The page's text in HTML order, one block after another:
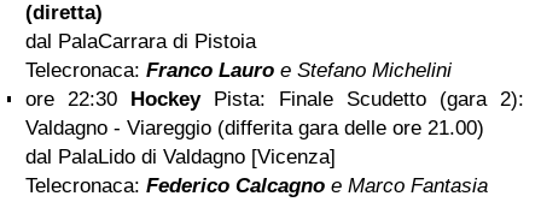
(diretta)
dal PalaCarrara di Pistoia
Telecronaca: Franco Lauro e Stefano Michelini
ore 22:30 HockeyPista: Finale Scudetto (gara 2):
Valdagno - Viareggio (differita gara delle ore 21.00)
dal PalaLido di Valdagno [Vicenza]
Telecronaca: Federico Calcagno e Marco Fantasia